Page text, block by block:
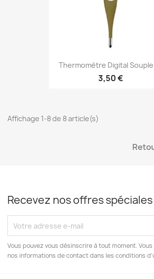
Thermomètre Digital
3,50 €
Affichage 1-8 de 8 article(s)
Recevez nos offres spéciales
Vous pouvez vous désinscrire à tout moment.
nos informations de contact dans les conditions